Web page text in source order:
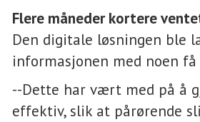
Flere måneder kortere
Den digitale løsningen ble
informasjonen med noen
--Dette har vært med på å
effektiv, slik at pårørende